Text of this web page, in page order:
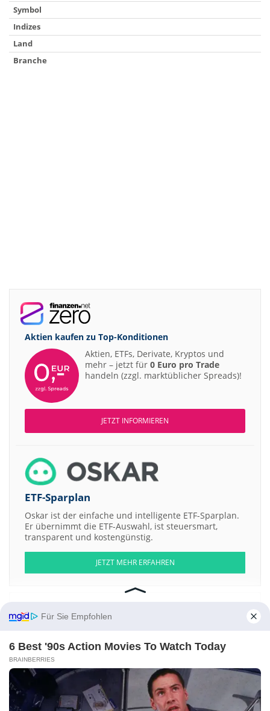
Symbol
Indizes
Land
Branche
Aktien kaufen zu Top-Konditionen
Aktien, ETFs, Derivate, Kryptos und
mehr – jetzt für 0 Euro pro Trade
handeln (zzgl. marktüblicher Spreads)!
JETZT INFORMIEREN
ETF-Sparplan
Oskar ist der einfache und intelligente ETF-Sparplan.
Er übernimmt die ETF-Auswahl, ist steuersmart,
transparent und kostengünstig.
JETZT MEHR ERFAHREN
S&P 500
Weitere Aktien:
Eki Energy Services
Tio Tech A Cons of 1 a Bathurst Resources
Model Performance Acquisition a Hiremii
Kontakt - Impressum- Werbung-Barrierefreiheit
Für Sie Empfohlen
6 Best '90s Action Movies To Watch Today
BRAINBERRIES